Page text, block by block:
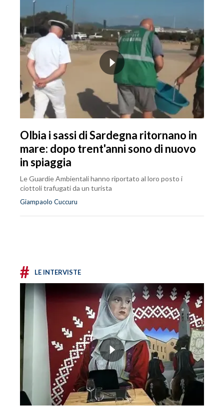
Olbia i sassi di Sardegna ritornano in
mare: dopo trent'anni sono di nuovo
in spiaggia
Le Guardie Ambientali hanno riportato al loro posto i
ciottoli trafugati da un turista
Giampaolo Cuccuru
# LE INTERVISTE